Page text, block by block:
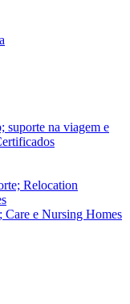
suporte na viagem e
Relocation
e Nursing Homes